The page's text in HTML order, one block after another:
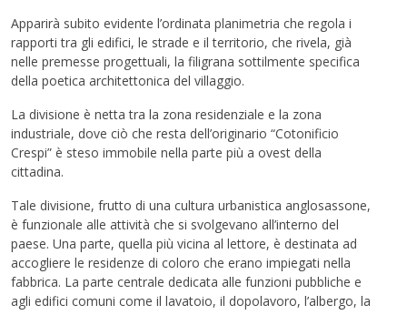
Apparirà subito evidente l’ordinata planimetria che regola i
rapporti tra gli edifici, le strade e il territorio, che rivela, già
nelle premesse progettuali, la filigrana sottilmente specifica
della poetica architettonica del villaggio.
La divisione è netta tra la zona residenziale e la zona
industriale, dove ciò che resta dell’originario “Cotonificio
Crespi” è steso immobile nella parte più a ovest della
cittadina.
Tale divisione, frutto di una cultura urbanistica anglosassone,
è funzionale alle attività che si svolgevano all’interno del
paese. Una parte, quella più vicina al lettore, è destinata ad
accogliere le residenze di coloro che erano impiegati nella
fabbrica. La parte centrale dedicata alle funzioni pubbliche e
agli edifici comuni come il lavatoio, il dopolavoro, l’albergo, la